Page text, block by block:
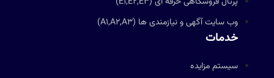
وب سایت آگهی و نیازمندی ها (A1,A2,A3)
خدمات
سیستم مزایده